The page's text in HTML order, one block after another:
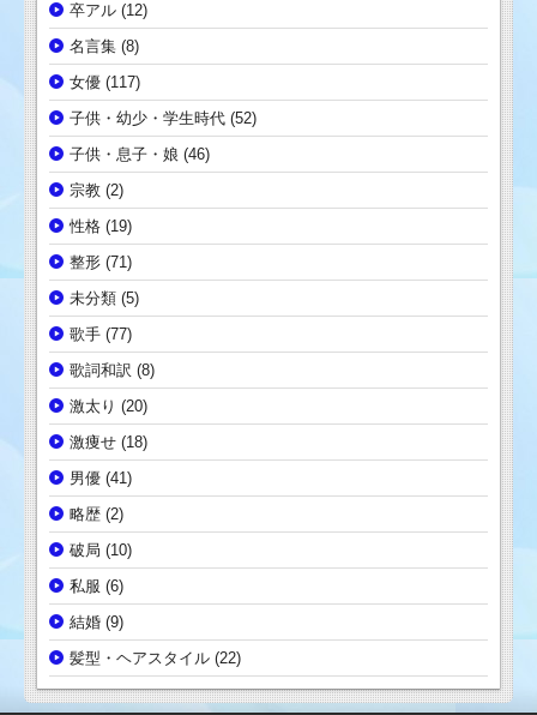
卒アル (12)
名言集 (8)
女優 (117)
子供・幼少・学生時代 (52)
子供・息子・娘 (46)
宗教 (2)
性格 (19)
整形 (71)
未分類 (5)
歌手 (77)
歌詞和訳 (8)
激太り (20)
激痩せ (18)
男優 (41)
略歴 (2)
破局 (10)
私服 (6)
結婚 (9)
髪型・ヘアスタイル (22)